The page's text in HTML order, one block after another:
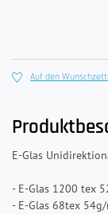
Auf den
E-Glas
- E-Glas 1200 tex
- E-Glas 68tex